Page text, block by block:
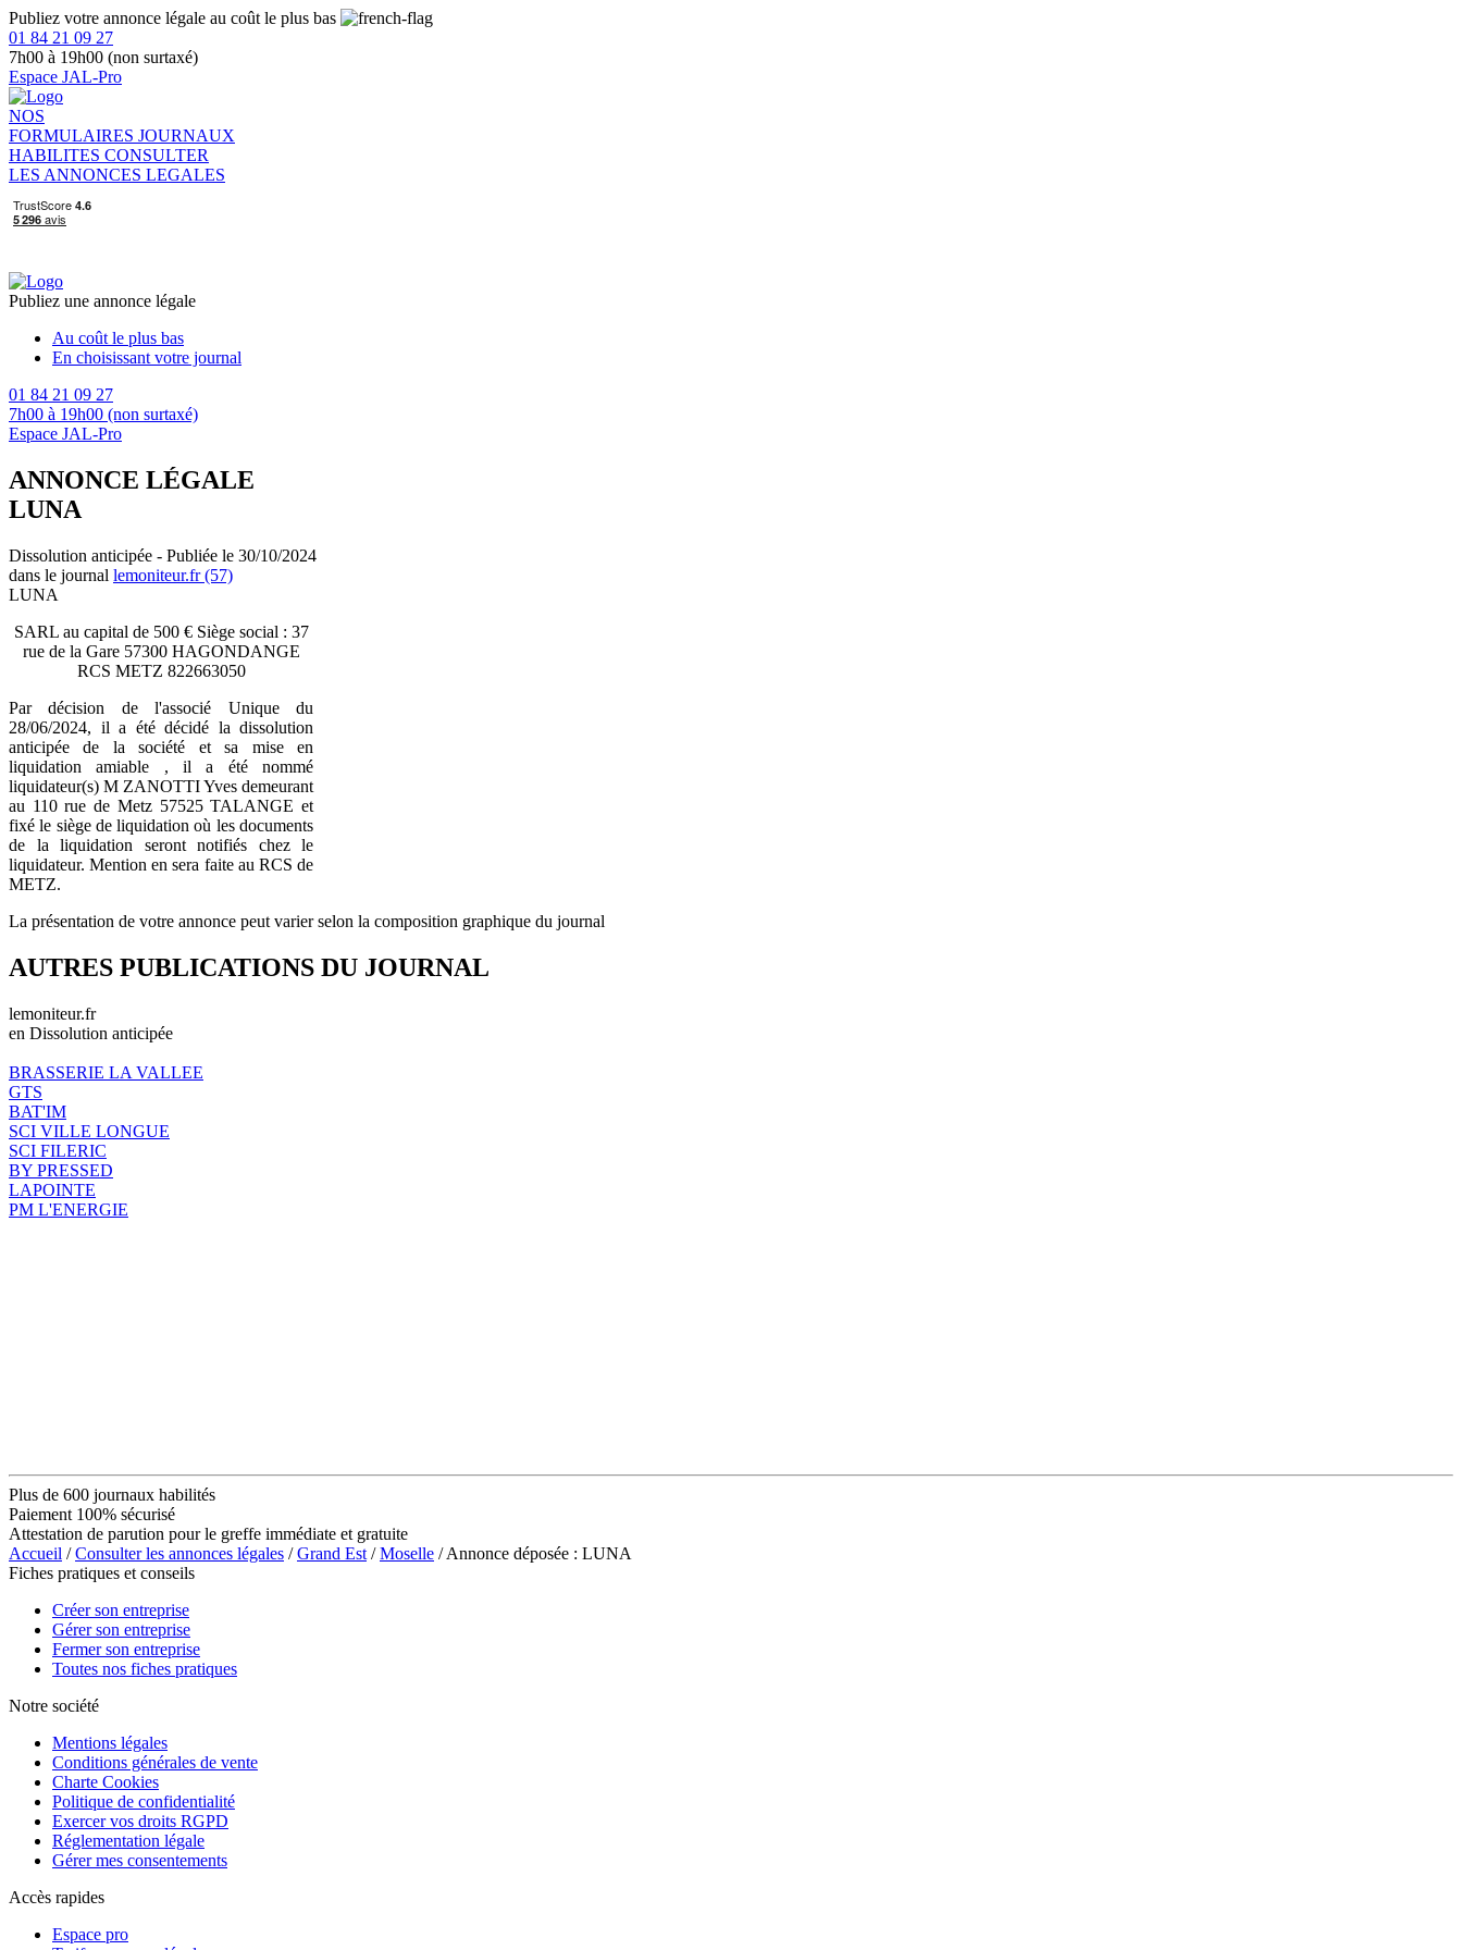
Publiez votre annonce légale au coût le plus bas
01 84 21 09 27
7h00 à 19h00 (non surtaxé)
Espace JAL-Pro
NOS
FORMULAIRES JOURNAUX
HABILITES CONSULTER
LES ANNONCES LEGALES
Publiez une annonce légale
Au coût le plus bas
En choisissant votre journal
01 84 21 09 27
7h00 à 19h00 (non surtaxé)
Espace JAL-Pro
ANNONCE LÉGALE
LUNA
Dissolution anticipée - Publiée le 30/10/2024
dans le journal lemoniteur.fr (57)
LUNA
SARL au capital de 500 € Siège social : 37
rue de la Gare 57300 HAGONDANGE
RCS METZ 822663050
Par décision de l'associé Unique du
28/06/2024, il a été décidé la dissolution
anticipée de la société et sa mise en
liquidation amiable , il a été nommé
liquidateur(s) M ZANOTTI Yves demeurant
au 110 rue de Metz 57525 TALANGE et
fixé le siège de liquidation où les documents
de la liquidation seront notifiés chez le
liquidateur. Mention en sera faite au RCS de
METZ.
La présentation de votre annonce peut varier selon la composition graphique du journal
AUTRES PUBLICATIONS DU JOURNAL
lemoniteur.fr
en Dissolution anticipée
BRASSERIE LA VALLEE
GTS
BAT'IM
SCI VILLE LONGUE
SCI FILERIC
BY PRESSED
LAPOINTE
PM L'ENERGIE
Plus de 600 journaux habilités
Paiement 100% sécurisé
Attestation de parution pour le greffe immédiate et gratuite
Accueil /Consulter les annonces légales /Grand Est /Moselle / Annonce déposée : LUNA
Fiches pratiques et conseils
Créer son entreprise
Gérer son entreprise
Fermer son entreprise
Toutes nos fiches pratiques
Notre société
Mentions légales
Conditions générales de vente
Charte Cookies
Politique de confidentialité
Exercer vos droits RGPD
Réglementation légale
Gérer mes consentements
Accès rapides
Espace pro